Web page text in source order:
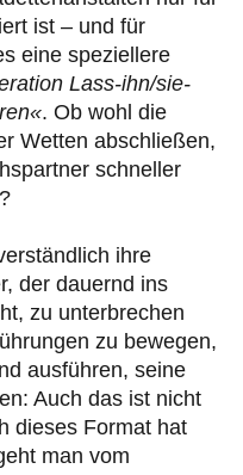
ist – und für
eine speziellere
Lass-ihn/sie-
. Ob wohl die
Wetten abschließen,
schneller
ihre
der dauernd ins
zu unterbrechen
zu bewegen,
ausführen, seine
Auch das ist nicht
dieses Format hat
man vom